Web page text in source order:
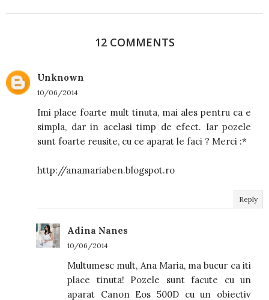
12 COMMENTS
Unknown
10/06/2014
Imi place foarte mult tinuta, mai ales pentru ca e
simpla, dar in acelasi timp de efect. Iar pozele
sunt foarte reusite, cu ce aparat le faci ? Merci :*
http://anamariaben.blogspot.ro
Reply
Adina Nanes
10/06/2014
Multumesc mult, Ana Maria, ma bucur ca iti
place tinuta! Pozele sunt facute cu un
aparat Canon Eos 500D cu un obiectiv